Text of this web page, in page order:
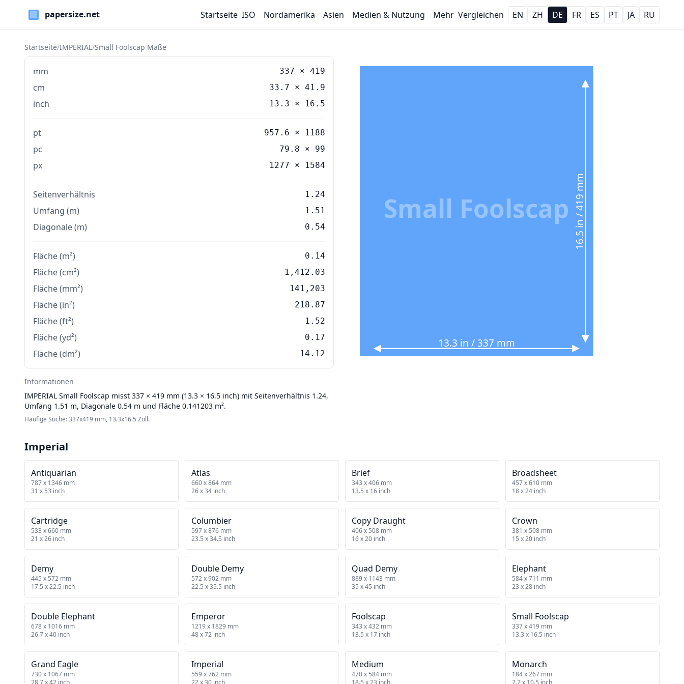
Paper Sizes Startseite ISO Nordamerika Asien Medien & Nutzung Mehr Vergleichen EN ZH DE FR ES PT JA RU
Startseite/IMPERIAL/Small Foolscap Maße
mm 337 × 419
cm 33.7 × 41.9
inch 13.3 × 16.5
pt 957.6 × 1188
pc 79.8 × 99
px 1277 × 1584
Seitenverhältnis 1.24
Umfang (m) 1.51
Diagonale (m) 0.54
Fläche (m²) 0.14
Fläche (cm²) 1,412.03
Fläche (mm²) 141,203
Fläche (in²) 218.87
Fläche (ft²) 1.52
Fläche (yd²) 0.17
Fläche (dm²) 14.12
Informationen
IMPERIAL Small Foolscap misst 337 × 419 mm (13.3 × 16.5 inch) mit Seitenverhältnis 1.24,
Umfang 1.51 m, Diagonale 0.54 m und Fläche 0.141203 m².
Häufige Suche: 337x419 mm, 13.3x16.5 Zoll.
13.3 in / 337 mm
16.5 in / 419 mm
Small Foolscap
Imperial
Antiquarian
787 x 1346 mm
31 x 53 inch
Atlas
660 x 864 mm
26 x 34 inch
Brief
343 x 406 mm
13.5 x 16 inch
Broadsheet
457 x 610 mm
18 x 24 inch
Cartridge
533 x 660 mm
21 x 26 inch
Columbier
597 x 876 mm
23.5 x 34.5 inch
Copy Draught
406 x 508 mm
16 x 20 inch
Crown
381 x 508 mm
15 x 20 inch
Demy
445 x 572 mm
17.5 x 22.5 inch
Double Demy
572 x 902 mm
22.5 x 35.5 inch
Quad Demy
889 x 1143 mm
35 x 45 inch
Elephant
584 x 711 mm
23 x 28 inch
Double Elephant
678 x 1016 mm
26.7 x 40 inch
Emperor
1219 x 1829 mm
48 x 72 inch
Foolscap
343 x 432 mm
13.5 x 17 inch
Small Foolscap
337 x 419 mm
13.3 x 16.5 inch
Grand Eagle
730 x 1067 mm
28.7 x 42 inch
Imperial
559 x 762 mm
22 x 30 inch
Medium
470 x 584 mm
18.5 x 23 inch
Monarch
184 x 267 mm
7.2 x 10.5 inch